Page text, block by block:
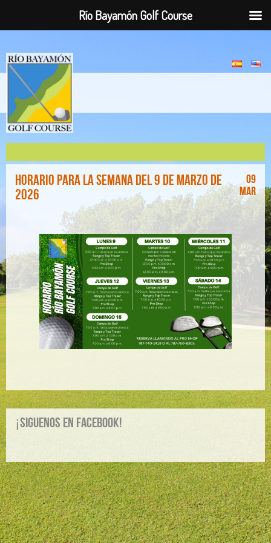
Horario para la Semana del 9 de marzo de
2026
09
Mar
¡Siguenos en Facebook!
Río Bayamón Golf Course